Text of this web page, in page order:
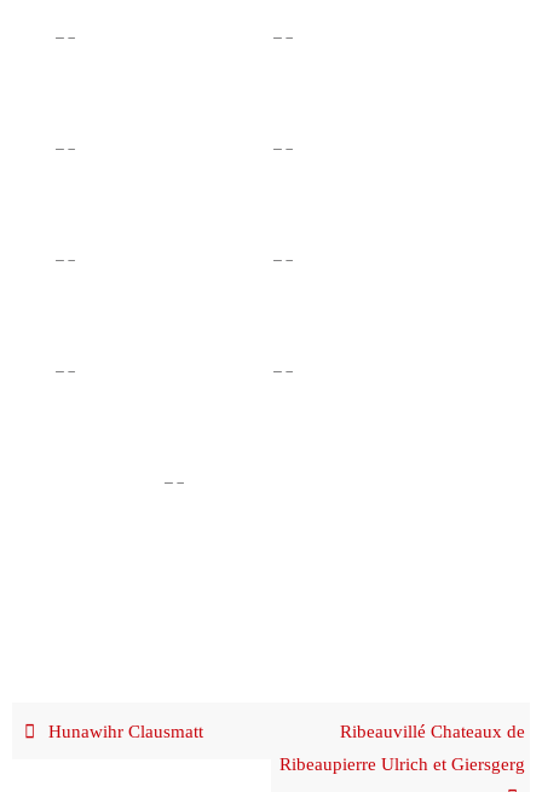
Hunawihr Clausmatt
Ribeauvillé Chateaux de
Ribeaupierre Ulrich et Giersgerg